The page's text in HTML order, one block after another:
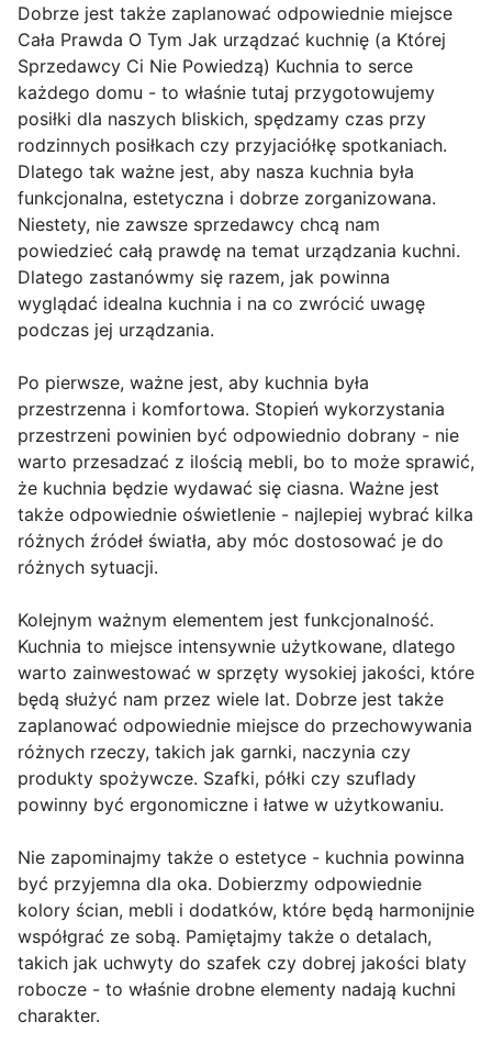
Dobrze jest także zaplanować odpowiednie miejsce
Cała Prawda O Tym Jak urządzać kuchnię (a Której
Sprzedawcy Ci Nie Powiedzą) Kuchnia to serce
każdego domu - to właśnie tutaj przygotowujemy
posiłki dla naszych bliskich, spędzamy czas przy
rodzinnych posiłkach czy przyjaciółkę spotkaniach.
Dlatego tak ważne jest, aby nasza kuchnia była
funkcjonalna, estetyczna i dobrze zorganizowana.
Niestety, nie zawsze sprzedawcy chcą nam
powiedzieć całą prawdę na temat urządzania kuchni.
Dlatego zastanówmy się razem, jak powinna
wyglądać idealna kuchnia i na co zwrócić uwagę
podczas jej urządzania.
Po pierwsze, ważne jest, aby kuchnia była
przestrzenna i komfortowa. Stopień wykorzystania
przestrzeni powinien być odpowiednio dobrany - nie
warto przesadzać z ilością mebli, bo to może sprawić,
że kuchnia będzie wydawać się ciasna. Ważne jest
także odpowiednie oświetlenie - najlepiej wybrać kilka
różnych źródeł światła, aby móc dostosować je do
różnych sytuacji.
Kolejnym ważnym elementem jest funkcjonalność.
Kuchnia to miejsce intensywnie użytkowane, dlatego
warto zainwestować w sprzęty wysokiej jakości, które
będą służyć nam przez wiele lat. Dobrze jest także
zaplanować odpowiednie miejsce do przechowywania
różnych rzeczy, takich jak garnki, naczynia czy
produkty spożywcze. Szafki, półki czy szuflady
powinny być ergonomiczne i łatwe w użytkowaniu.
Nie zapominajmy także o estetyce - kuchnia powinna
być przyjemna dla oka. Dobierzmy odpowiednie
kolory ścian, mebli i dodatków, które będą harmonijnie
współgrać ze sobą. Pamiętajmy także o detalach,
takich jak uchwyty do szafek czy dobrej jakości blaty
robocze - to właśnie drobne elementy nadają kuchni
charakter.